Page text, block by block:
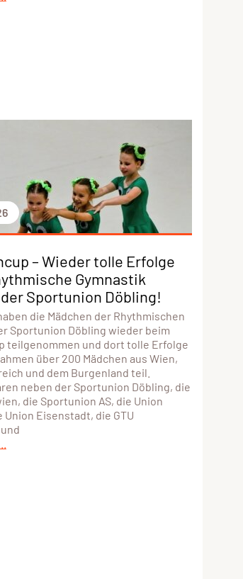
– Wieder tolle Erfolge
Gymnastik
Sportunion Döbling!
die Mädchen der Rhythmischen
Sportunion Döbling wieder beim
teilgenommen und dort tolle Erfolge
über 200 Mädchen aus Wien,
und dem Burgenland teil.
neben der Sportunion Döbling, die
die Sportunion AS, die Union
Union Eisenstadt, die GTU